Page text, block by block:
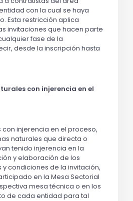
con la cual se haya
Esta restricción aplica
invitaciones que hacen parte
fase de la
desde la inscripción hasta
con injerencia en el
con injerencia en el proceso,
naturales que directa o
tenido injerencia en la
y elaboración de los
y condiciones de la invitación,
en la Mesa Sectorial
mesa técnica o en los
de cada entidad para tal